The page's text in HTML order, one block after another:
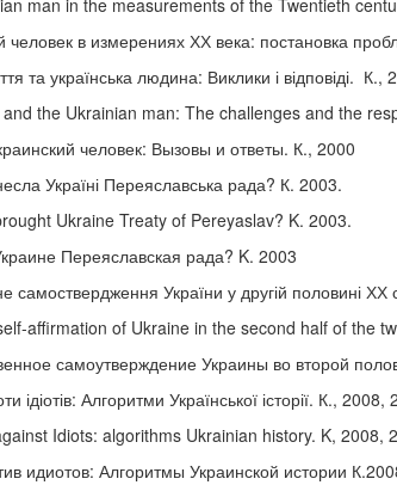
man in the measurements of the Twentieth
человек в измерениях ХХ века: постановка
та українська людина: Виклики і відповіді. К.,
the Ukrainian man: The challenges and the
человек: Вызовы и ответы. К., 2000
Україні Переяславська рада? К. 2003.
Ukraine Treaty of Pereyaslav? K. 2003.
Переяславская рада? K. 2003
самоствердження України у другій половині ХХ
affirmation of Ukraine in the second half of the
самоутверждение Украины во второй
ідіотів: Алгоритми Української історії. К.,
Idiots: algorithms Ukrainian history. K, 2008,
идиотов: Алгоритмы Украинской истории